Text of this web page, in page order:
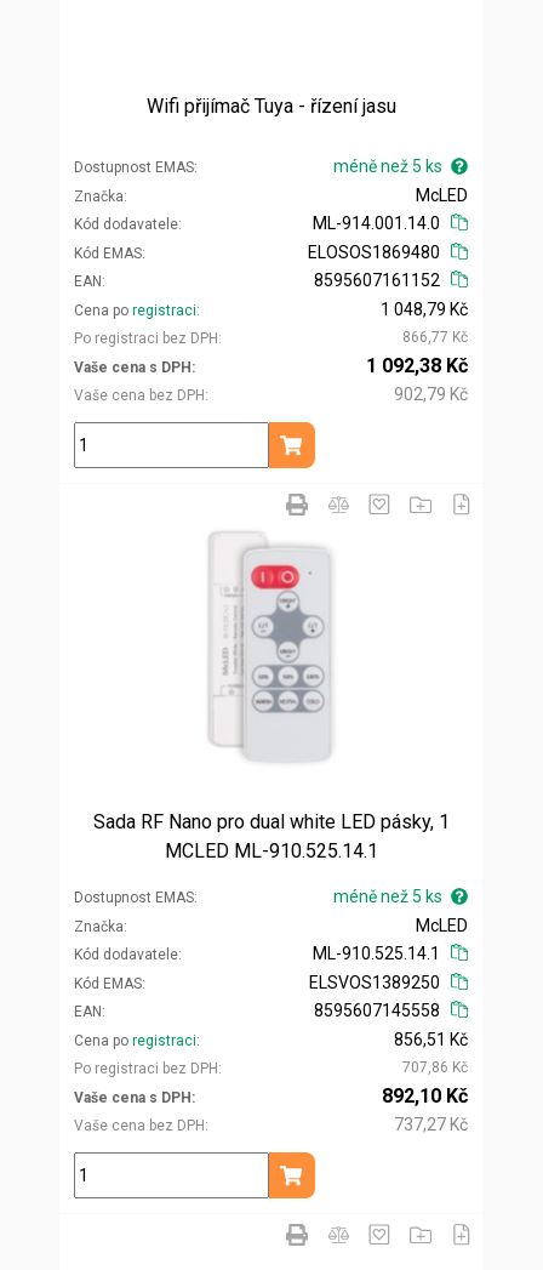
Wifi přijímač Tuya - řízení jasu
Dostupnost EMAS méně než 5 ks
Značka
Kód dodavatele
McLED
ML-914.001.14.0
Kód EMAS
EAN
ELOSOS1869480
8595607161152
Cena po registraci
Po registraci bez DPH
1 048,79 Kč
866,77 Kč
Vaše cena s DPH
Vaše cena bez DPH
1 092,38 Kč
902,79 Kč
ks
Přidat do košíku
Sada RF Nano pro dual white LED pásky, 1
MCLED ML-910.525.14.1
Dostupnost EMAS méně než 5 ks
Značka
Kód dodavatele
McLED
ML-910.525.14.1
Kód EMAS
EAN
ELSVOS1389250
8595607145558
Cena po registraci
Po registraci bez DPH
856,51 Kč
707,86 Kč
Vaše cena s DPH
Vaše cena bez DPH
892,10 Kč
737,27 Kč
ks
Přidat do košíku